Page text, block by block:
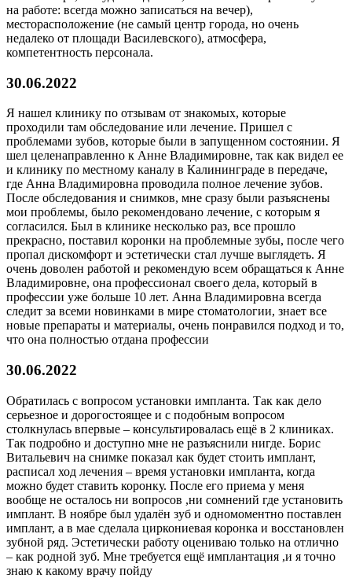
на работе: всегда можно записаться на вечер),
месторасположение (не самый центр города, но очень
недалеко от площади Василевского), атмосфера,
компетентность персонала.
30.06.2022
Я нашел клинику по отзывам от знакомых, которые
проходили там обследование или лечение. Пришел с
проблемами зубов, которые были в запущенном состоянии. Я
шел целенаправленно к Анне Владимировне, так как видел ее
и клинику по местному каналу в Калининграде в передаче,
где Анна Владимировна проводила полное лечение зубов.
После обследования и снимков, мне сразу были разъяснены
мои проблемы, было рекомендовано лечение, с которым я
согласился. Был в клинике несколько раз, все прошло
прекрасно, поставил коронки на проблемные зубы, после чего
пропал дискомфорт и эстетически стал лучше выглядеть. Я
очень доволен работой и рекомендую всем обращаться к Анне
Владимировне, она профессионал своего дела, который в
профессии уже больше 10 лет. Анна Владимировна всегда
следит за всеми новинками в мире стоматологии, знает все
новые препараты и материалы, очень понравился подход и то,
что она полностью отдана профессии
30.06.2022
Обратилась с вопросом установки импланта. Так как дело
серьезное и дорогостоящее и с подобным вопросом
столкнулась впервые – консультировалась ещё в 2 клиниках.
Так подробно и доступно мне не разъяснили нигде. Борис
Витальевич на снимке показал как будет стоить имплант,
расписал ход лечения – время установки импланта, когда
можно будет ставить коронку. После его приема у меня
вообще не осталось ни вопросов ,ни сомнений где установить
имплант. В ноябре был удалён зуб и одномоментно поставлен
имплант, а в мае сделала циркониевая коронка и восстановлен
зубной ряд. Эстетически работу оцениваю только на отлично
– как родной зуб. Мне требуется ещё имплантация ,и я точно
знаю к какому врачу пойду